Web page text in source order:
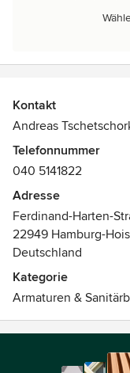
Kontakt
Andreas
Telefonnummer
040 5141822
Adresse
Ferdinand-Harten-
22949 Hamburg-
Deutschland
Kategorie
Armaturen &